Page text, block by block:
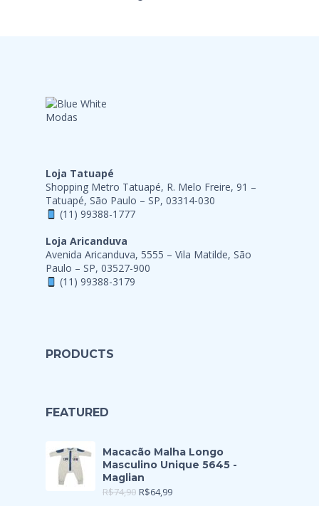
Loja Tatuapé
Shopping Metro Tatuapé, R. Melo Freire, 91 –
Tatuapé, São Paulo – SP, 03314-030
(11) 99388-1777
Loja Aricanduva
Avenida Aricanduva, 5555 – Vila Matilde, São
Paulo – SP, 03527-900
(11) 99388-3179
PRODUCTS
FEATURED
Macacão Malha Longo
Masculino Unique 5645 -
Maglian
R$74,90 R$64,99